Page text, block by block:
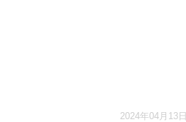
2024年04月13日